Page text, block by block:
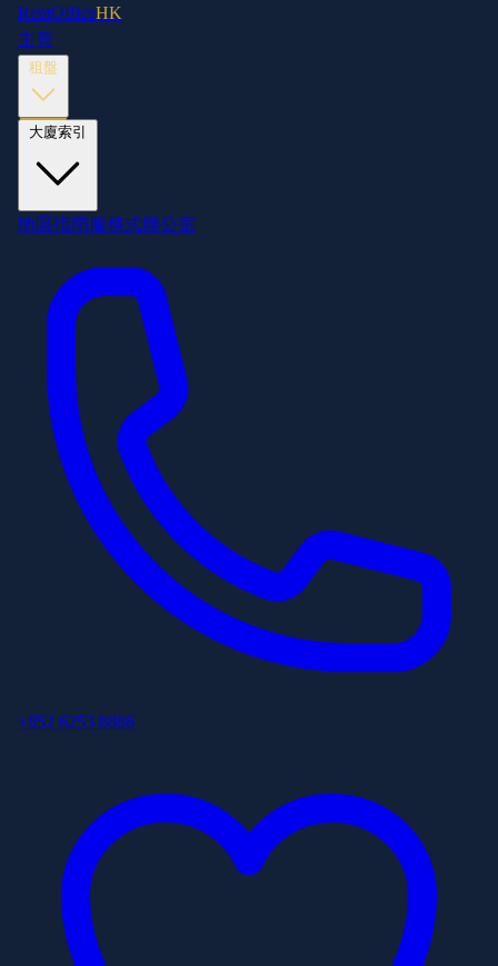
RentOfficeHK
主頁
地區指南服務式辦公室
+852 6253 8886